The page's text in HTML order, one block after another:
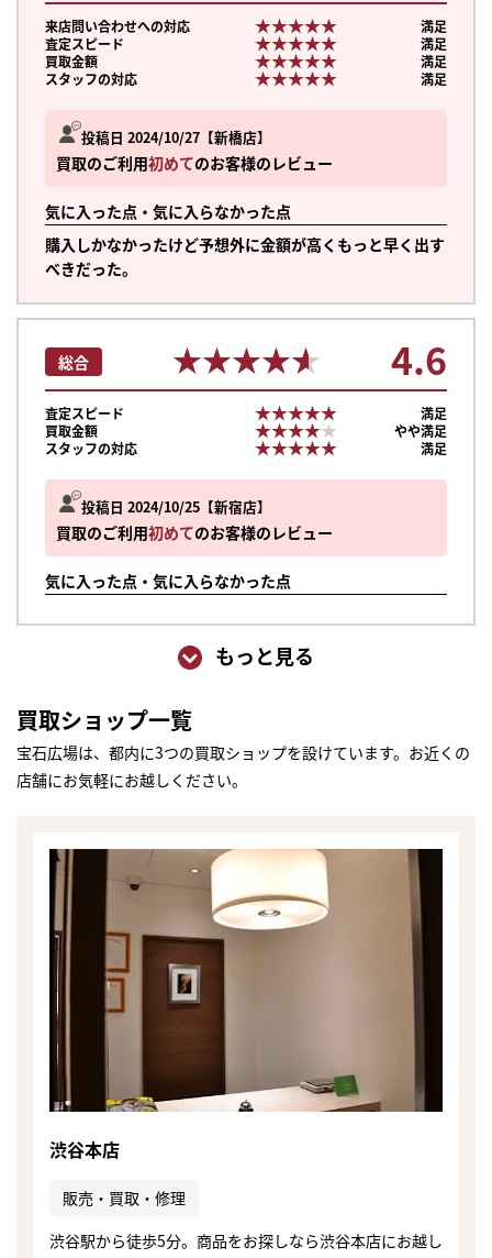
投稿日 2024/10/27 新橋店
買取のご利用初めてのお客様のレビュー
気に入った点・気に入らなかった点
購入しかなかったけど予想外に金額が高くもっと早く出す
べきだった。
来店問い合わせへの対応 ★★★★★
★★★★★
満足
査定スピード
★★★★★
★★★★★
満足
買取金額
★★★★★
★★★★★
満足
スタッフの対応
★★★★★
★★★★★ 満足
投稿日 2024/10/25 新宿店
買取のご利用初めてのお客様のレビュー
気に入った点・気に入らなかった点
総合 ★★★★★
★★★★★ 4.6
査定スピード ★★★★★
★★★★★
満足
買取金額
★★★★★
★★★★★
やや満足
スタッフの対応
★★★★★
★★★★★ 満足
もっと見る
買取ショップ一覧
宝石広場は、都内に3つの買取ショップを設けています。お近くの
店舗にお気軽にお越しください。
渋谷本店
販売・買取・修理
渋谷駅から徒歩5分。商品をお探しなら渋谷本店にお越し